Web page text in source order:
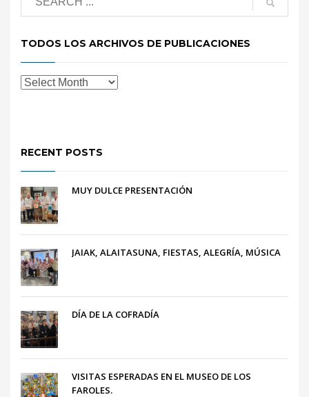
TODOS LOS ARCHIVOS DE PUBLICACIONES
RECENT POSTS
MUY DULCE PRESENTACIÓN
JAIAK, ALAITASUNA, FIESTAS, ALEGRÍA, MÚSICA
DÍA DE LA COFRADÍA
VISITAS ESPERADAS EN EL MUSEO DE LOS
FAROLES.